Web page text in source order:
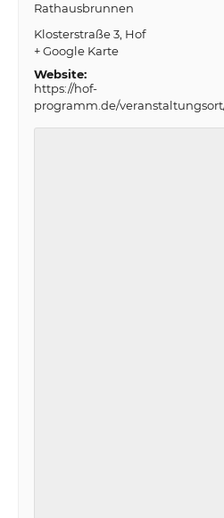
Rathausbrunnen
Klosterstraße 3 Hof
+ Google Karte
Website:
https://hof-
programm.de/